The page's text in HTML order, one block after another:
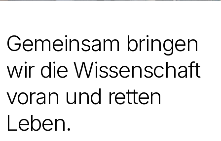
Gemeinsam bringen
wir die Wissenschaft
voran und retten
Leben.